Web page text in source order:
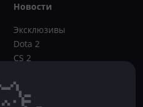
Новости
Эксклюзивы
Dota 2
CS 2
Букмекеры